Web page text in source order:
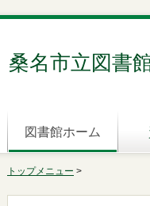
桑名市立図書
図書館ホーム
トップメニュー >